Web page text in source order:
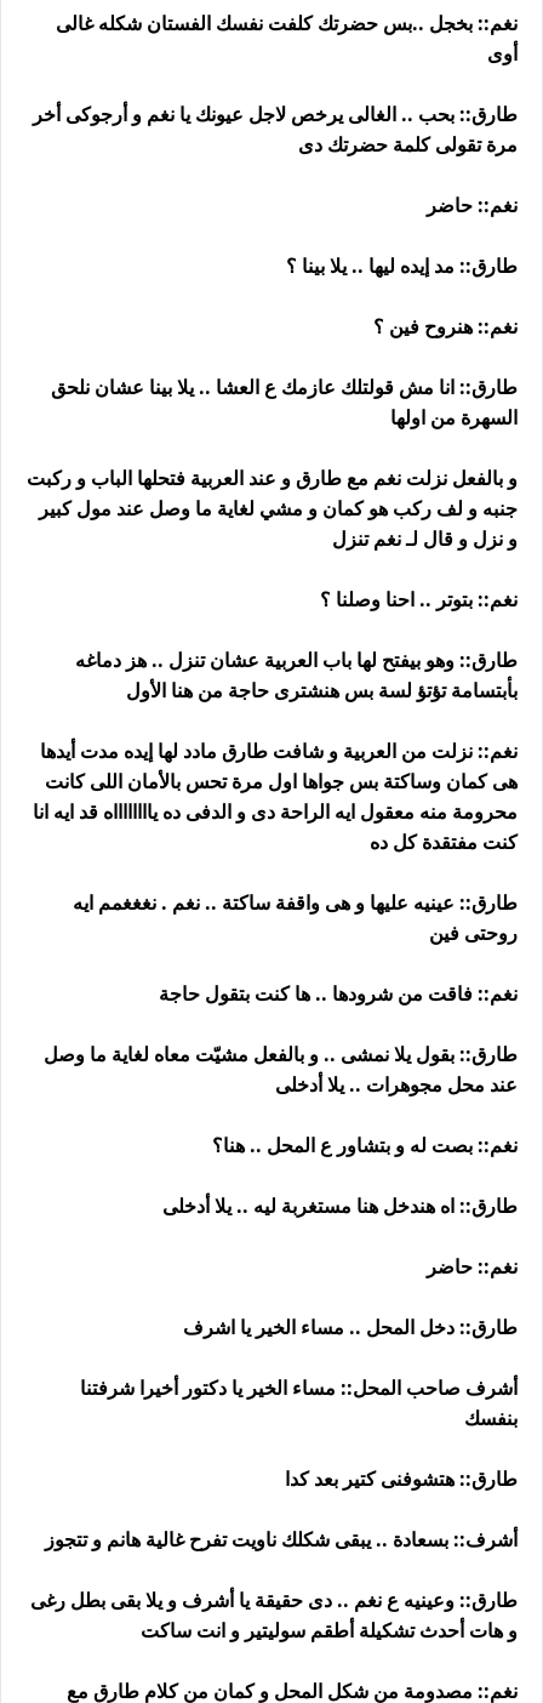
نغم:: بخجل ..بس حضرتك كلفت نفسك الفستان شكله غالى
أوى
طارق:: بحب .. الغالى يرخص لاجل عيونك يا نغم و أرجوكى أخر
مرة تقولى كلمة حضرتك دى
نغم:: حاضر
طارق:: مد إيده ليها .. يلا بينا ؟
نغم:: هنروح فين ؟
طارق:: انا مش قولتلك عازمك ع العشا .. يلا بينا عشان نلحق
السهرة من اولها
و بالفعل نزلت نغم مع طارق و عند العربية فتحلها الباب و ركبت
جنبه و لف ركب هو كمان و مشي لغاية ما وصل عند مول كبير
و نزل و قال لـ نغم تنزل
نغم:: بتوتر .. احنا وصلنا ؟
طارق:: وهو بيفتح لها باب العربية عشان تنزل .. هز دماغه
بأبتسامة تؤتؤ لسة بس هنشترى حاجة من هنا الأول
نغم:: نزلت من العربية و شافت طارق مادد لها إيده مدت أيدها
هى كمان وساكتة بس جواها اول مرة تحس بالأمان اللى كانت
محرومة منه معقول ايه الراحة دى و الدفى ده يااااااااه قد ايه انا
كنت مفتقدة كل ده
طارق:: عينيه عليها و هى واقفة ساكتة .. نغم . نغغغمم ايه
روحتى فين
نغم:: فاقت من شرودها .. ها كنت بتقول حاجة
طارق:: بقول يلا نمشى .. و بالفعل مشيّت معاه لغاية ما وصل
عند محل مجوهرات .. يلا أدخلى
نغم:: بصت له و بتشاور ع المحل .. هنا؟
طارق:: اه هندخل هنا مستغربة ليه .. يلا أدخلى
نغم:: حاضر
طارق:: دخل المحل .. مساء الخير يا اشرف
أشرف صاحب المحل:: مساء الخير يا دكتور أخيرا شرفتنا
بنفسك
طارق:: هتشوفنى كتير بعد كدا
أشرف:: بسعادة .. يبقى شكلك ناويت تفرح غالية هانم و تتجوز
طارق:: وعينيه ع نغم .. دى حقيقة يا أشرف و يلا بقى بطل رغى
و هات أحدث تشكيلة أطقم سوليتير و انت ساكت
نغم:: مصدومة من شكل المحل و كمان من كلام طارق مع